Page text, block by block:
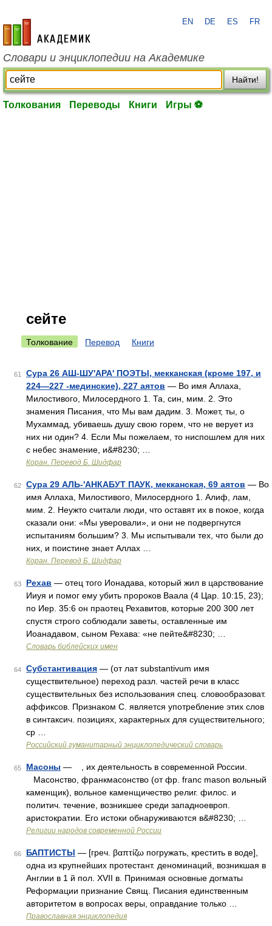
academic.ru
EN DE ES FR
Словари и энциклопедии на Академике
Найти!
Толкования Переводы Книги Игры ⚽
сейте
Толкование Перевод Книги
61
Сура 26 АШ-ШУ'АРА' ПОЭТЫ, мекканская (кроме 197, и
224—227 -мединские), 227 аятов — Во имя Аллаха,
Милостивого, Милосердного 1. Та, син, мим. 2. Это
знамения Писания, что Мы вам дадим. 3. Может, ты, о
Мухаммад, убиваешь душу свою горем, что не верует из
них ни один? 4. Если Мы пожелаем, то ниспошлем для них
с небес знамение, и&#8230; …
Коран. Перевод Б. Шидфар
62 Сура 29 АЛЬ-'АНКАБУТ ПАУК, мекканская, 69 аятов — Во
имя Аллаха, Милостивого, Милосердного 1. Алиф, лам,
мим. 2. Неужто считали люди, что оставят их в покое, когда
сказали они: «Мы уверовали», и они не подвергнутся
испытаниям большим? 3. Мы испытывали тех, что были до
них, и поистине знает Аллах …
Коран. Перевод Б. Шидфар
63 Рехав — отец того Ионадава, который жил в царствование
Ииуя и помог ему убить пророков Ваала (4 Цар. 10:15, 23);
по Иер. 35:6 он праотец Рехавитов, которые 200 300 лет
спустя строго соблюдали заветы, оставленные им
Иоанадавом, сыном Рехава: «не пейте&#8230; …
Словарь библейских имен
64 Субстантивация — (от лат substantivum имя
существительное) переход разл. частей речи в класс
существительных без использования спец. словообразоват.
аффиксов. Признаком С. является употребление этих слов
в синтаксич. позициях, характерных для существительного;
ср …
Российский гуманитарный энциклопедический словарь
65 Масоны — , их деятельность в современной России.
Масонство, франкмасонство (от фр. franc mason вольный
каменщик), вольное каменщичество религ. филос. и
политич. течение, возникшее среди западноевроп.
аристократии. Его истоки обнаруживаются в&#8230; …
Религии народов современной России
66 БАПТИСТЫ — [греч. βαπτίζω погружать, крестить в воде],
одна из крупнейших протестант. деноминаций, возникшая в
Англии в 1 й пол. XVII в. Принимая основные догматы
Реформации признание Свящ. Писания единственным
авторитетом в вопросах веры, оправдание только …
Православная энциклопедия